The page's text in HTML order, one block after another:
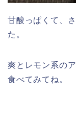
甘酸っぱくて、
た。
爽とレモン系の
食べてみてね。